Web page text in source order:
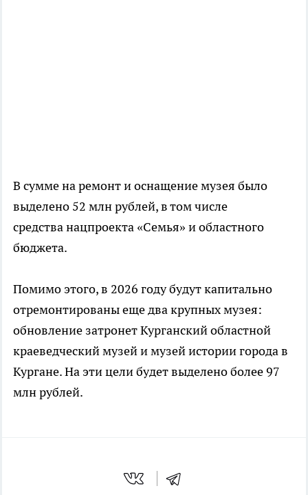
В сумме на ремонт и оснащение музея было
выделено 52 млн рублей, в том числе
средства нацпроекта «Семья» и областного
бюджета.
Помимо этого, в 2026 году будут капитально
отремонтированы еще два крупных музея:
обновление затронет Курганский областной
краеведческий музей и музей истории города в
Кургане. На эти цели будет выделено более 97
млн рублей.